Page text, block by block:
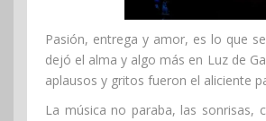
Pasión, entrega y amor, es lo que
dejó el alma y algo más en Luz de
aplausos y gritos fueron el aliciente
La música no paraba, las sonrisas,